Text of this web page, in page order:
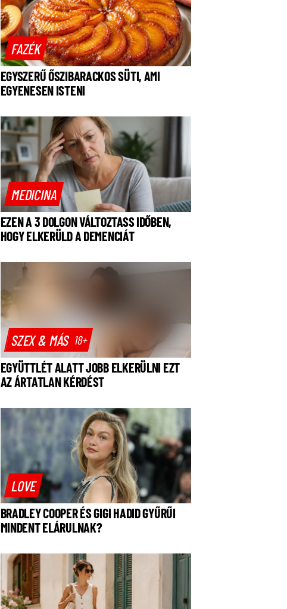
FAZÉK
EGYSZERŰ ŐSZIBARACKOS SÜTI, AMI
EGYENESEN ISTENI
MEDICINA
EZEN A 3 DOLGON VÁLTOZTASS IDŐBEN,
HOGY ELKERÜLD A DEMENCIÁT
SZEX & MÁS 18+
EGYÜTTLÉT ALATT JOBB ELKERÜLNI EZT
AZ ÁRTATLAN KÉRDÉST
LOVE
BRADLEY COOPER ÉS GIGI HADID GYŰRŰI
MINDENT ELÁRULNAK?